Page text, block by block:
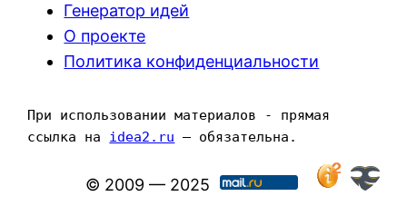
Генератор идей
О проекте
Политика конфиденциальности
При использовании материалов - прямая
ссылка на idea2.ru — обязательна.
© 2009 — 2025